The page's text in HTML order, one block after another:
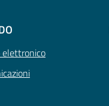
elettronico